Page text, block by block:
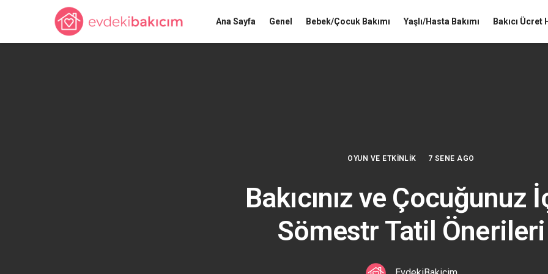
Ana Sayfa Genel Bebek/Çocuk Bakımı Yaşlı/Hasta Bakımı Bakıcı Ücret
OYUN VE ETKINLIK 7 SENE AGO
Bakıcınız ve Çocuğunuz
Sömestr Tatil Önerileri